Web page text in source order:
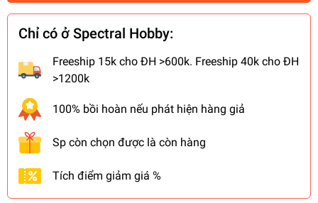
Chỉ có ở Spectral Hobby:
Freeship 15k cho ĐH >600k. Freeship 40k cho ĐH
>1200k
100% bồi hoàn nếu phát hiện hàng giả
Sp còn chọn được là còn hàng
Tích điểm giảm giá %